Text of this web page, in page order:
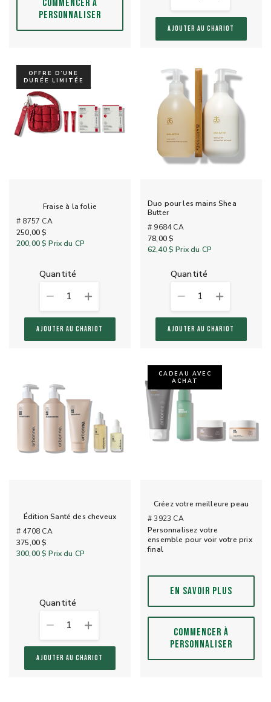
COMMENCER À
PERSONNALISER
AJOUTER AU CHARIOT
OFFRE D’UNE
DURÉE LIMITÉE
Fraise à la folie
# 8757 CA
250,00 $
200,00 $ Prix du CP
quantité
1
AJOUTER AU CHARIOT
Duo pour les mains Shea
Butter
# 9684 CA
78,00 $
62,40 $ Prix du CP
quantité
1
AJOUTER AU CHARIOT
Édition Santé des cheveux
# 4708 CA
375,00 $
300,00 $ Prix du CP
quantité
1
AJOUTER AU CHARIOT
CADEAU AVEC
ACHAT
Créez votre meilleure peau
# 3923 CA
Personnalisez votre
ensemble pour voir votre prix
final
EN SAVOIR PLUS
COMMENCER À
PERSONNALISER